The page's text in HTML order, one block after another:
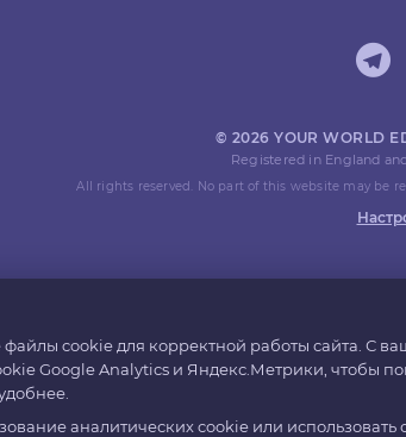
© 2026 YOUR WORLD
Registered in England
All rights reserved. No part of this website may be
cookie для корректной работы сайта. С
Google Analytics и Яндекс.Метрики, чтобы
аналитических cookie или использовать